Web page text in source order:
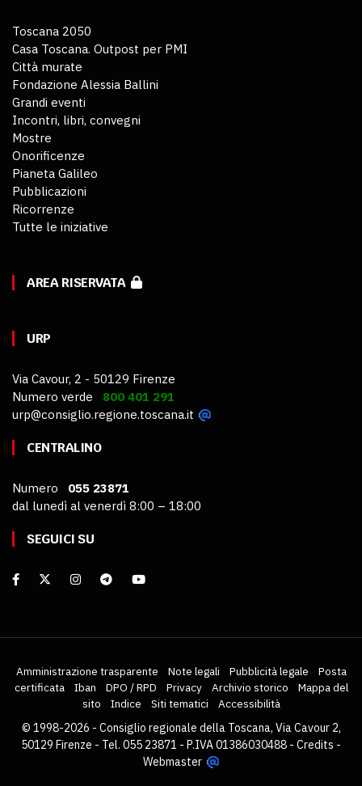
Toscana 2050
Casa Toscana. Outpost per PMI
Città murate
Fondazione Alessia Ballini
Grandi eventi
Incontri, libri, convegni
Mostre
Onorificenze
Pianeta Galileo
Pubblicazioni
Ricorrenze
Tutte le iniziative
AREA RISERVATA
URP
Via Cavour, 2 - 50129 Firenze
Numero verde 800 401 291
urp@consiglio.regione.toscana.it
CENTRALINO
Numero 055 23871
dal lunedì al venerdì 8:00 – 18:00
SEGUICI SU
Amministrazione trasparente Note legali Pubblicità legale
Posta
certificata
Iban DPO / RPD Privacy Archivio storico
Mappa del
sito
Indice Siti tematici
Accessibilità
© 1998-2026 - Consiglio regionale della Toscana, Via Cavour 2,
50129 Firenze - Tel. 055 23871 - P.IVA 01386030488 - Credits -
Webmaster